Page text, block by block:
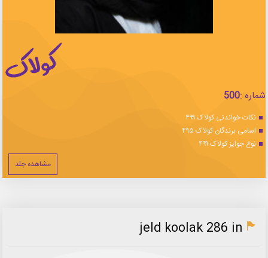
شماره :500
نکات خواندنی کولاک ۴۹۹
اسامی برندگان کولاک ۴۹۵
نوع جوایز کولاک ۴۹۹
مشاهده جلد
jeld koolak 286 in